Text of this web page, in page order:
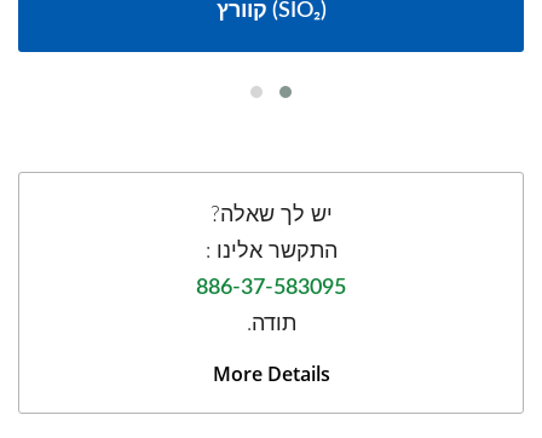
קוורץ (SIO₂)
יש לך שאלה?
התקשר אלינו :
886-37-583095
תודה.
More Details